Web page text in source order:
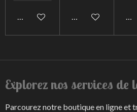
Ajouter au panierM'avertir si
Explorez nos services de
Parcourez notre boutique en ligne et